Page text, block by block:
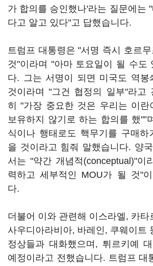
가 합의를 승인했나'라는 질문에는
다고 알고 있다"고 답했습니다.
트럼프 대통령은 "서명 즉시 호르
것"이라며 "아마 토요일이 될 수도
다. 그는 서명이 되면 미국도 역봉
것이라며 "그건 협정의 일부"라고
히 "가장 중요한 것은 우리는 이란
보유하지 않기로 하는 합의를 했"”
식이나 행태로도 핵무기를 구매하
을 것이라고 힘줘 말했습니다. 양
서는 "약간 개념적(conceptual)"이
력하고 세부적인 MOU가 될 것"이
다.
더불어 이와 관련해 이스라엘, 카타
사우디아라비아, 바레인, 쿠웨이트
정상들과 대화했으며, 튀르키예
예정이라고 전했습니다. 트럼프 대